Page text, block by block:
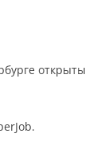
открыты